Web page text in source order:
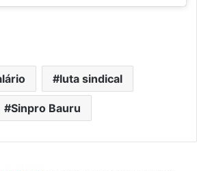
luta sindical
Sinpro Bauru